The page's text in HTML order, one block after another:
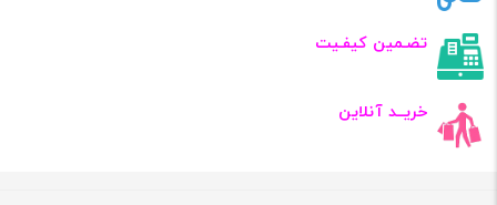
تضـمین کیفـیت
خریــد آنلاین